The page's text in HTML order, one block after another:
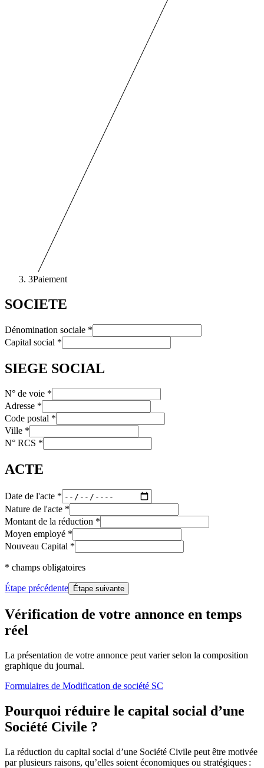
3Paiement
SOCIETE
Dénomination sociale *
Capital social *
SIEGE SOCIAL
N° de voie *
Adresse *
Code postal *
Ville *
N° RCS *
ACTE
Date de l'acte *
Nature de l'acte *
Montant de la réduction *
Moyen employé *
Nouveau Capital *
* champs obligatoires
Étape précédente Étape suivante
Vérification de votre annonce en temps
réel
La présentation de votre annonce peut varier selon la composition
graphique du journal.
Formulaires de Modification de société SC
Pourquoi réduire le capital social d’une
Société Civile ?
La réduction du capital social d’une Société Civile peut être motivée
par plusieurs raisons, qu’elles soient économiques ou stratégiques :